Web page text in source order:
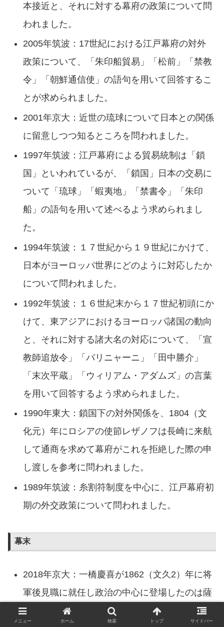
本接近と、それに対する幕府の政策について問
われました。
2005年筑波：17世紀における江戸幕府の対外
政策について、「朱印船貿易」「松前」「禁教
令」「朝鮮通信使」の語句を用いて回答するこ
とが求められました。
2001年京大：近世の琉球について日本との関係
に留意しつつ知るところを問われました。
1997年筑波：江戸幕府による貿易統制は「鎖
国」といわれているが、「鎖国」日本の交易に
ついて「琉球」「蝦夷地」「禁書令」「朱印
船」の語句を用いて述べるよう求められまし
た。
1994年筑波：１７世紀から１９世紀にかけて、
日本がヨーロッパ世界にどのように対応したか
について問われました。
1992年筑波：１６世紀末から１７世紀初頭にか
けて、東アジアにおけるヨーロッパ諸国の動向
と、それに対する諸大名の対応について、「宣
教師追放令」「バリニャーニ」「田中勝介」
「末次平蔵」「ウィリアム・アダムズ」の言葉
を用いて回答するよう求められました。
1990年東大：鎖国下の対外関係を、1804（文
化元）年にロシアの使節レザノフは長崎に来航
して通商を求めて幕府がこれを拒絶した際の申
し渡しを参考に問われました。
1989年筑波：糸割符制度を中心に、江戸幕府初
期の外交政策について問われました。
幕末
2018年京大：一橋慶喜が1862（文久2）年に将
軍後見職に就任し政治の中心に登場したのは薩
摩藩の推挙によるものでした。しかし1866（慶
メニュー ホーム 検索 トップ サイドバー